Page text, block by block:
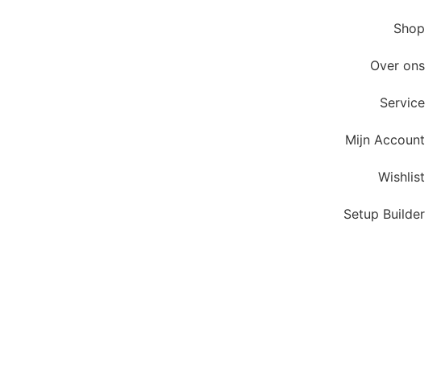
Shop
Over ons
Service
Mijn Account
Wishlist
Setup Builder